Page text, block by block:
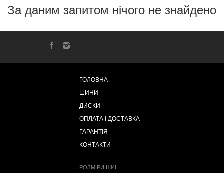
За даним запитом нічого не знайдено
ГОЛОВНА
ШИНИ
ДИСКИ
ОПЛАТА І ДОСТАВКА
ГАРАНТІЯ
КОНТАКТИ
РОЗМІРИ ШИН